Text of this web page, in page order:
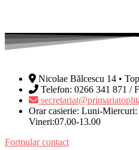
Nicolae Bălcescu 14 •
Telefon: 0266 341 871 /
Orar casierie: Luni-
Vineri:07.00-13.00
Formular contact